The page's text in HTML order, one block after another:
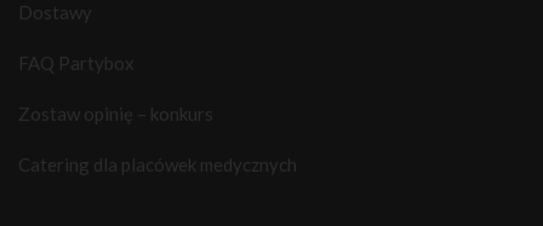
Dostawy
FAQ Partybox
Zostaw opinię – konkurs
Catering dla placówek medycznych